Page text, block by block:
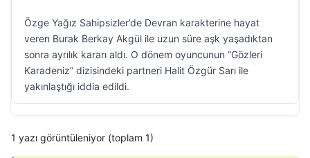
Özge Yağız Sahipsizler’de Devran karakterine hayat
veren Burak Berkay Akgül ile uzun süre aşk yaşadıktan
sonra ayrılık kararı aldı. O dönem oyuncunun “Gözleri
Karadeniz” dizisindeki partneri Halit Özgür Sarı ile
yakınlaştığı iddia edildi.
1 yazı görüntüleniyor (toplam 1)